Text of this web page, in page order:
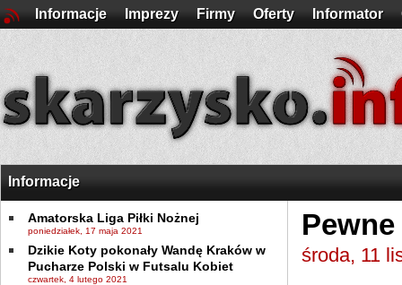
Informacje Imprezy Firmy Oferty Informator
Informacje
Amatorska Liga Piłki Nożnej
poniedziałek, 17 maja 2021
Dzikie Koty pokonały Wandę Kraków w
Pucharze Polski w Futsalu Kobiet
czwartek, 4 lutego 2021
środa, 11